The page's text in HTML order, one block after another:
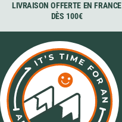
LIVRAISON OFFERTE EN FRANCE
DÈS 100€